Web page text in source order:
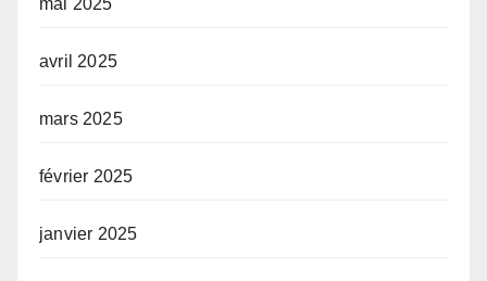
mai 2025
avril 2025
mars 2025
février 2025
janvier 2025